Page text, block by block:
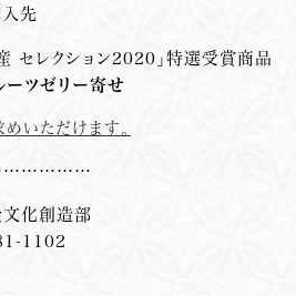
先
セレクション2020」特選受賞商品
ーツゼリー寄せ
いただけます。
化創造部
1102